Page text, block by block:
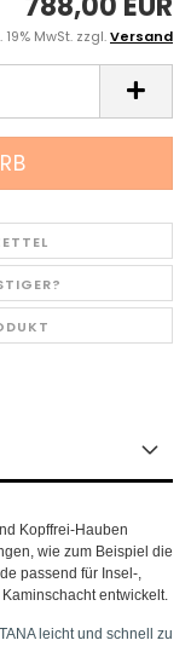
19% MwSt. zzgl.Versand
Kopffrei-Hauben
wie zum Beispiel die
passend für Insel-,
entwickelt.
leicht und schnell zu